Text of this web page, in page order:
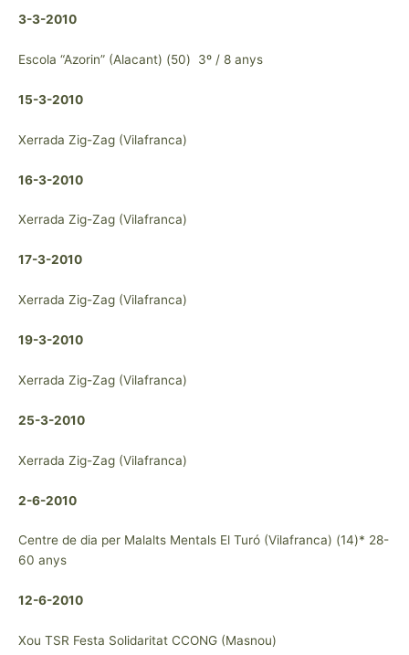
3-3-2010
Escola “Azorin” (Alacant) (50) 3º / 8 anys
15-3-2010
Xerrada Zig-Zag (Vilafranca)
16-3-2010
Xerrada Zig-Zag (Vilafranca)
17-3-2010
Xerrada Zig-Zag (Vilafranca)
19-3-2010
Xerrada Zig-Zag (Vilafranca)
25-3-2010
Xerrada Zig-Zag (Vilafranca)
2-6-2010
Centre de dia per Malalts Mentals El Turó (Vilafranca) (14)* 28-
60 anys
12-6-2010
Xou TSR Festa Solidaritat CCONG (Masnou)